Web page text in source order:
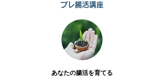
プレ腸活講座
​あなたの腸活を育てる